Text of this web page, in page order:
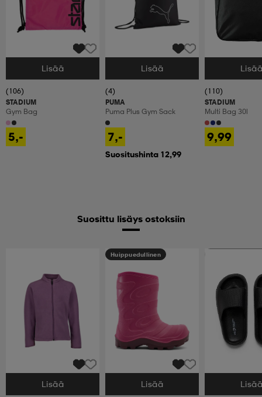
Valitse Koko
Lisää
(106)
STADIUM
Gym Bag
5,-
Valitse Koko
Lisää
(4)
PUMA
Puma Plus Gym Sack
7,-
Suositushinta 12,99
Valitse Koko
(110)
STADIUM
Multi Bag 30l
9,99
Suosittu lisäys ostoksiin
Valitse Koko
Lisää
Huippuedullinen
Valitse Koko
Lisää Valitse Koko